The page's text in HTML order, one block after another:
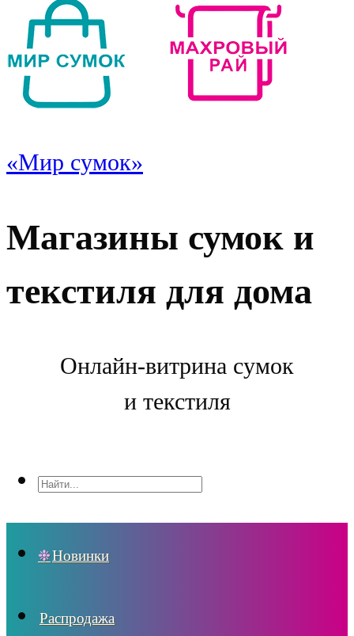
«Мир сумок»
Магазины сумок и
текстиля для дома
Онлайн-витрина сумок
и текстиля
Новинки
Распродажа